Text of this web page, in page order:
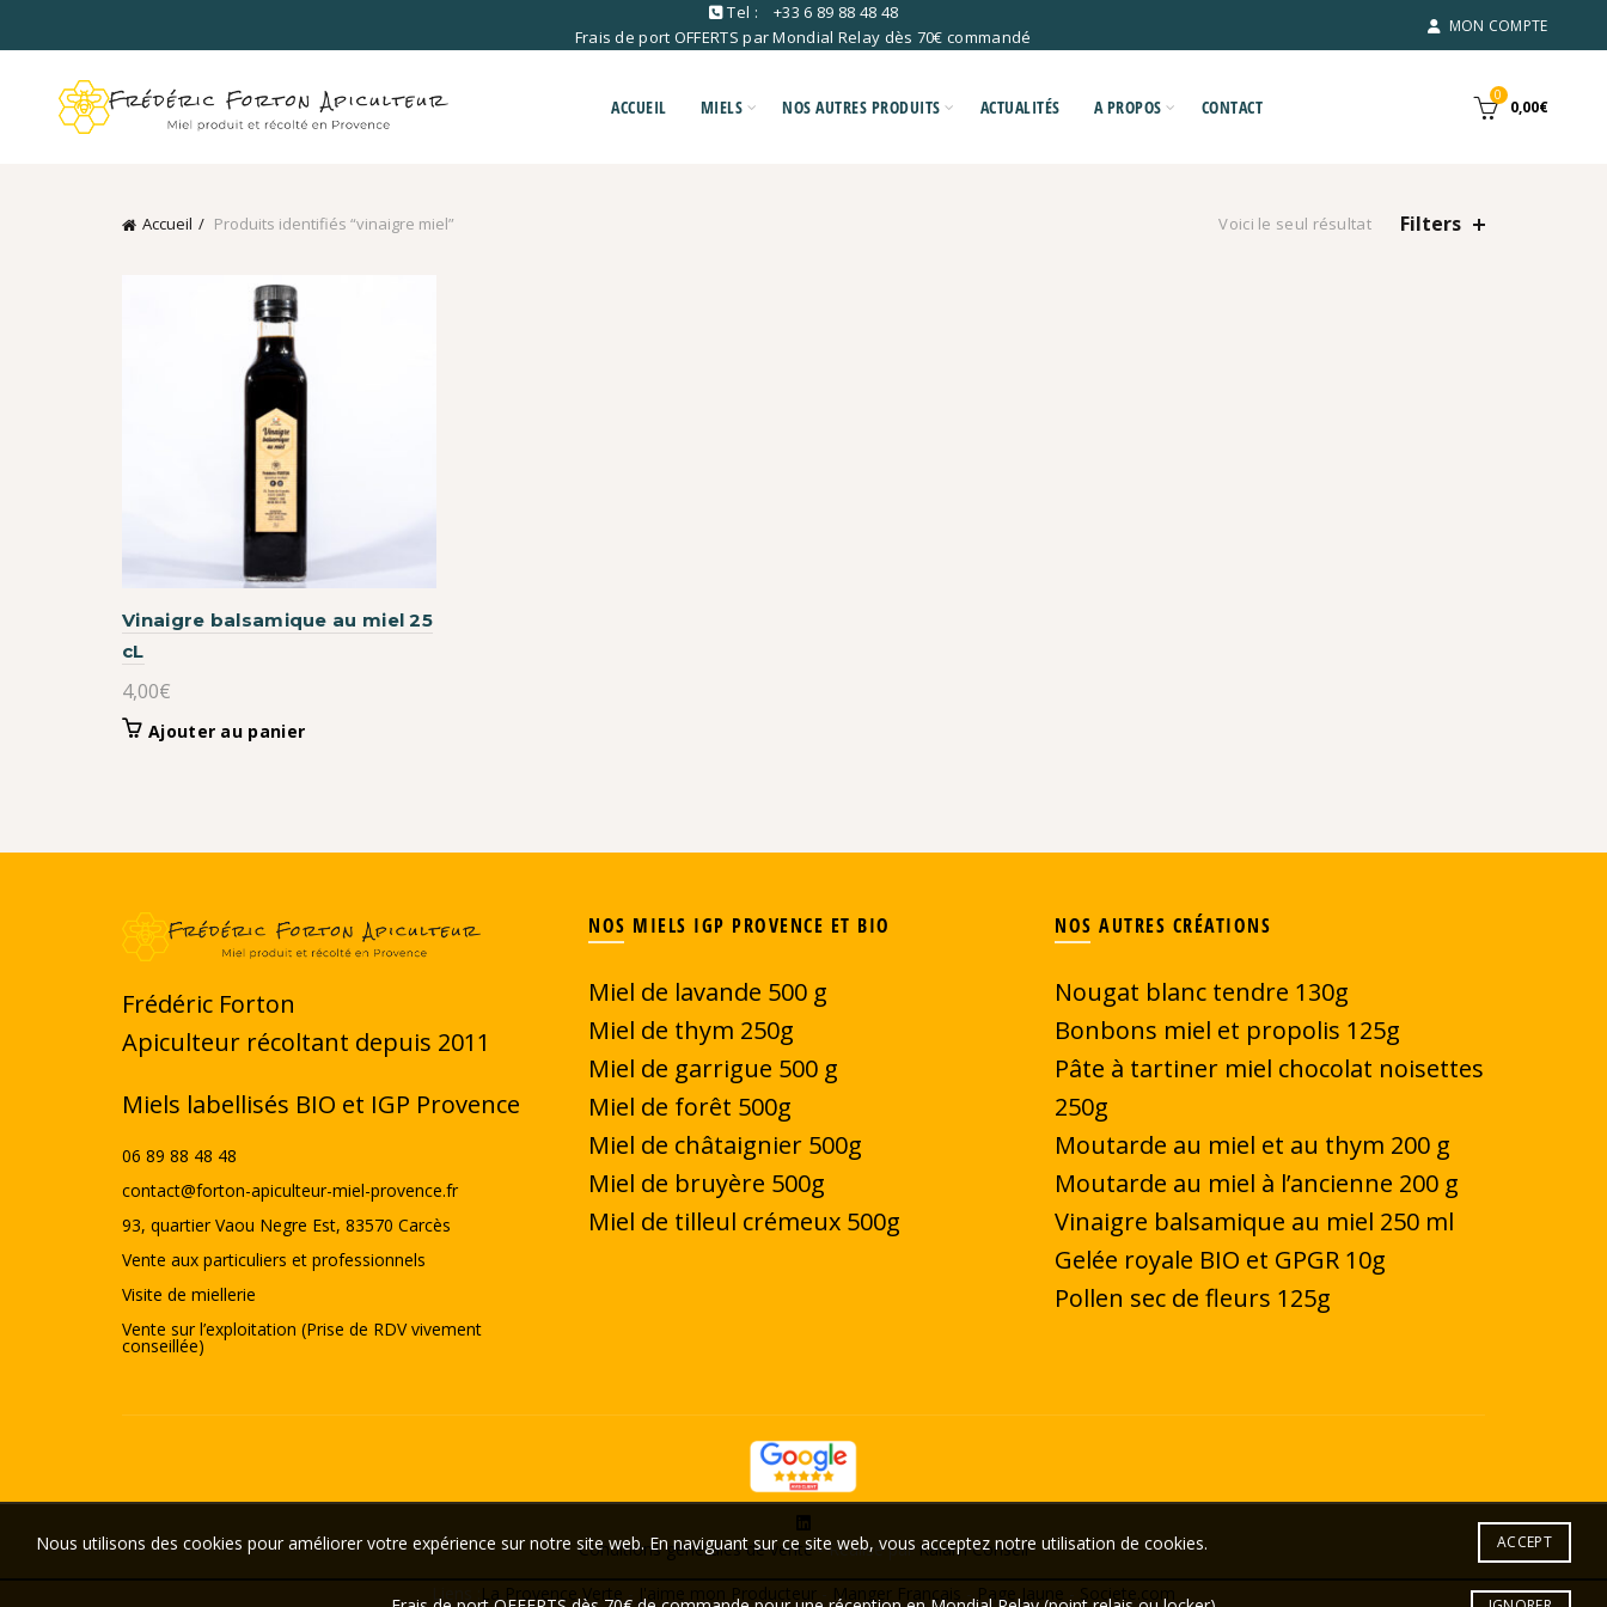
Tel :
+33 6 89 88 48 48
Frais de port OFFERTS par Mondial Relay dès 70€ commandé
MON COMPTE
ACCUEIL MIELS NOS AUTRES PRODUITS ACTUALITÉS A PROPOS CONTACT
0
0,00€
Accueil Produits identifiés “vinaigre miel” Voici le seul résultat Filters
Vinaigre balsamique au miel 25
cL
4,00€
Ajouter au panier
Frédéric Forton
Apiculteur récoltant depuis 2011
Miels labellisés BIO et IGP Provence
06 89 88 48 48
contact@forton-apiculteur-miel-provence.fr
93, quartier Vaou Negre Est, 83570 Carcès
Vente aux particuliers et professionnels
Visite de miellerie
Vente sur l’exploitation (Prise de RDV vivement
conseillée)
NOS MIELS IGP PROVENCE ET BIO
Miel de lavande 500 g
Miel de thym 250g
Miel de garrigue 500 g
Miel de forêt 500g
Miel de châtaignier 500g
Miel de bruyère 500g
Miel de tilleul crémeux 500g
NOS AUTRES CRÉATIONS
Nougat blanc tendre 130g
Bonbons miel et propolis 125g
Pâte à tartiner miel chocolat noisettes
250g
Moutarde au miel et au thym 200 g
Moutarde au miel à l’ancienne 200 g
Vinaigre balsamique au miel 250 ml
Gelée royale BIO et GPGR 10g
Pollen sec de fleurs 125g
Conditions générales de vente- Réalisé par Kalam Conseil
La Provence Verte J'aime mon Producteur Manger Français Page Jaune Societe.com
Nous utilisons des cookies pour améliorer votre expérience sur notre site web. En naviguant sur ce site web, vous acceptez notre utilisation de cookies. ACCEPT